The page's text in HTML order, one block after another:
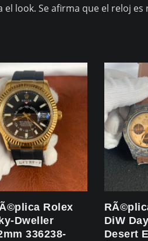
look. Se afirma que el reloj es
Rolex
Dweller
336238-
DiW
Desert